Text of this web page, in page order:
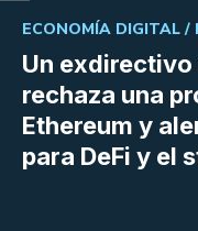
Un exdirectivo
rechaza una
Ethereum y
para DeFi y el
ECONOMÍA DIGITAL /